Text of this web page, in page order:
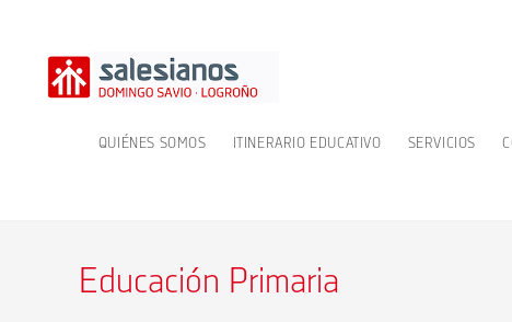
contenido
QUIÉNES SOMOS ITINERARIO EDUCATIVO SERVICIOS
Educación Primaria